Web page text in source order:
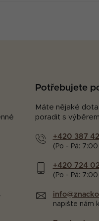
Potřebujete
Máte nějaké
poradit s
+420 387
(Po - Pá:
+420 724
(Po - Pá:
napište nám